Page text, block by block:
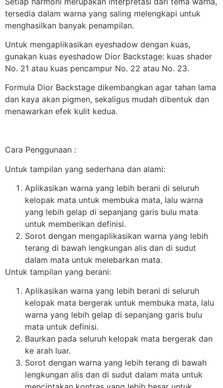
tersedia dalam warna yang saling melengkapi untuk
menghasilkan banyak penampilan.
Untuk mengaplikasikan eyeshadow dengan kuas,
gunakan kuas eyeshadow Dior Backstage: kuas shader
No. 21 atau kuas pencampur No. 22 atau No. 23.
Formula Dior Backstage dikembangkan agar tahan lama
dan kaya akan pigmen, sekaligus mudah dibentuk dan
menawarkan efek kulit kedua.
Cara Penggunaan :
Untuk tampilan yang sederhana dan alami:
Aplikasikan warna yang lebih berani di seluruh
kelopak mata untuk membuka mata, lalu warna
yang lebih gelap di sepanjang garis bulu mata
untuk memberikan definisi.
Sorot dengan mengaplikasikan warna yang lebih
terang di bawah lengkungan alis dan di sudut
dalam mata untuk melebarkan mata.
Untuk tampilan yang berani:
Aplikasikan warna yang lebih berani di seluruh
kelopak mata bergerak untuk membuka mata, lalu
warna yang lebih gelap di sepanjang garis bulu
mata untuk definisi.
Baurkan pada seluruh kelopak mata bergerak dan
ke arah luar.
Sorot dengan warna yang lebih terang di bawah
lengkungan alis dan di sudut dalam mata untuk